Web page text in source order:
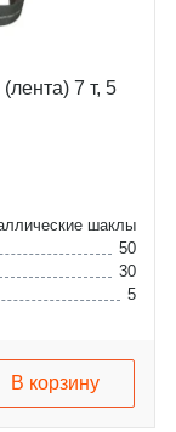
7 т, 5
шаклы
50
30
5
В корзину